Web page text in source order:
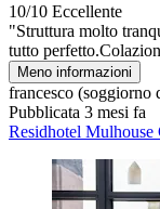
10/10 Eccellente
"Struttura molto
tutto
Meno informazioni
francesco (soggiorno
Pubblicata 3 mesi fa
Residhotel Mulhouse